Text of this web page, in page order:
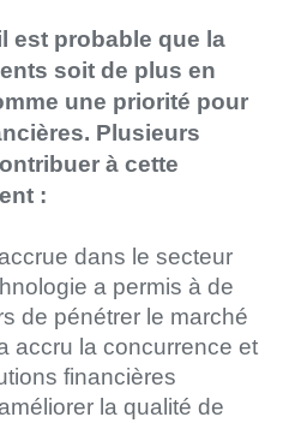
est probable que la
soit de plus en
une priorité pour
Plusieurs
à cette
:
dans le secteur
a permis à de
de pénétrer le marché
accru la concurrence et
financières
la qualité de